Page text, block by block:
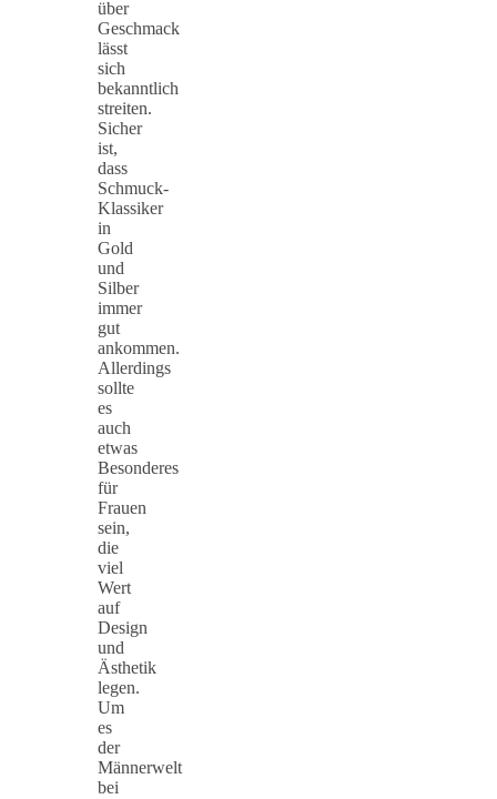
über
Geschmack
lässt
sich
bekanntlich
streiten.
Sicher
ist,
dass
Schmuck-
Klassiker
in
Gold
und
Silber
immer
gut
ankommen.
Allerdings
sollte
es
auch
etwas
Besonderes
für
Frauen
sein,
die
viel
Wert
auf
Design
und
Ästhetik
legen.
Um
es
der
Männerwelt
bei